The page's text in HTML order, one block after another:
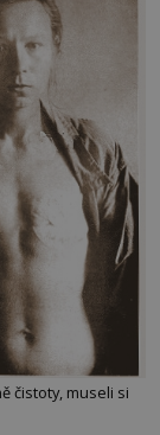
čistoty, museli si